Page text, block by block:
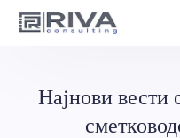
Најнови вести